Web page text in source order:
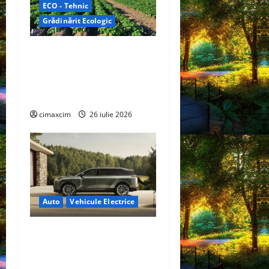
ECO - Tehnic
Grădinărit Ecologic
cimaxcim 26 iulie 2026
Auto Vehicule Electrice